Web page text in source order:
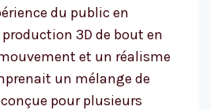
du public en
3D de bout en
et un réalisme
un mélange de
pour plusieurs